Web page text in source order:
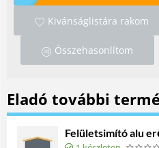
Kivánságlistára rakom
Összehasonlítom
Eladó további
Felületsimító alu